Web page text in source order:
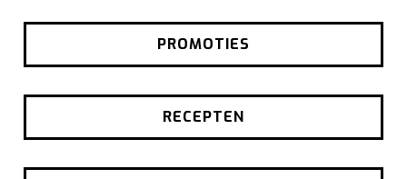
PROMOTIES
RECEPTEN